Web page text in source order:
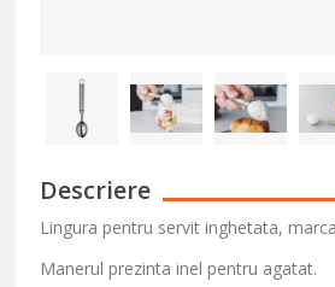
Descriere
Lingura pentru servit inghetata, marca
Manerul prezinta inel pentru agatat.